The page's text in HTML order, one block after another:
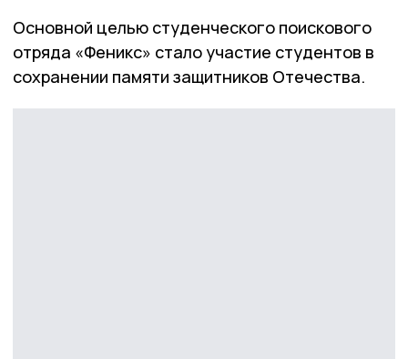
Основной целью студенческого поискового
отряда «Феникс» стало участие студентов в
сохранении памяти защитников Отечества.